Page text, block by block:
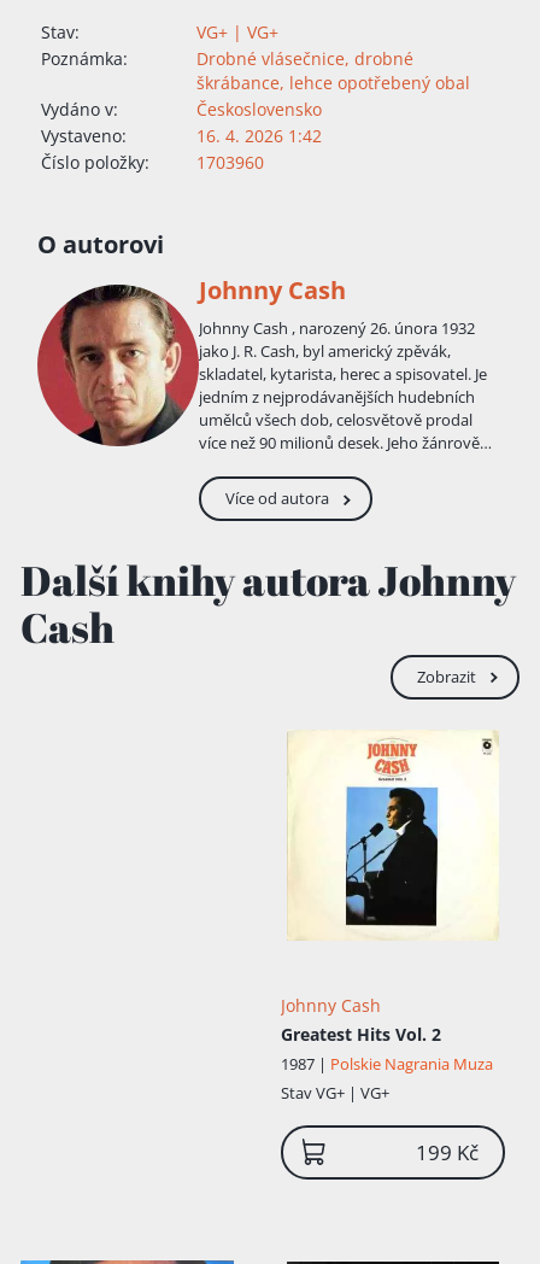
Stav:
VG+ | VG+
Poznámka:
Drobné vlásečnice, drobné
škrábance, lehce opotřebený obal
Vydáno v:
Československo
Vystaveno:
16. 4. 2026 1:42
Číslo položky:
1703960
O autorovi
Johnny Cash
Johnny Cash , narozený 26. února 1932
jako J. R. Cash, byl americký zpěvák,
skladatel, kytarista, herec a spisovatel. Je
jedním z nejprodávanějších hudebních
umělců všech dob, celosvětově prodal
více než 90 milionů desek. Jeho žánrově
rock and roll, rockabilly, blues, folk i
gospel. Cash byl známý svým hlubokým,
doprovodné kapely Tennessee Three,
který se vyznačoval vlakově znějícími
chováním, bezplatnými vězeňskými
koncerty a charakteristickým vzhledem,
Více od autora
Další knihy autora Johnny
Cash
Zobrazit
Johnny Cash
Greatest Hits Vol. 2
1987 | Polskie Nagrania Muza
StavVG+ | VG+
199 Kč